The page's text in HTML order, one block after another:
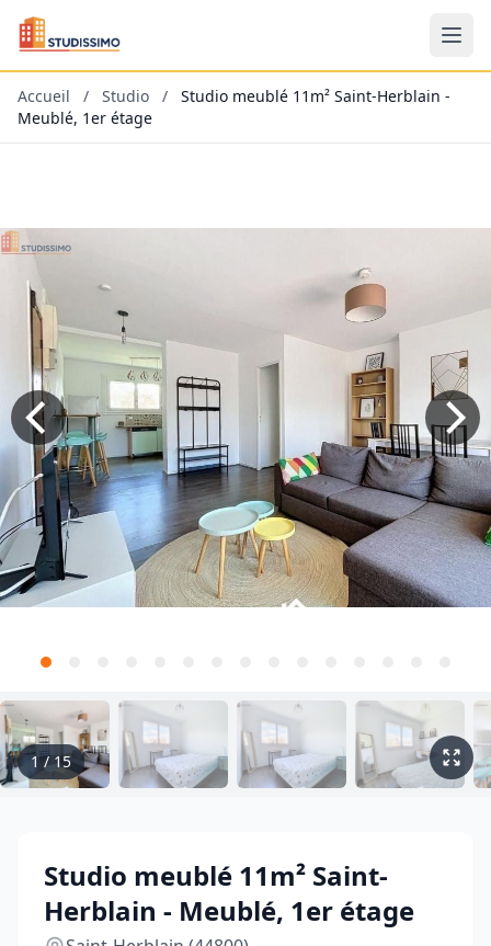
Accueil / Studio /
Studio meublé 11m² Saint-Herblain -
Meublé, 1er étage
1/15
Studio meublé 11m² Saint-
Herblain - Meublé, 1er étage